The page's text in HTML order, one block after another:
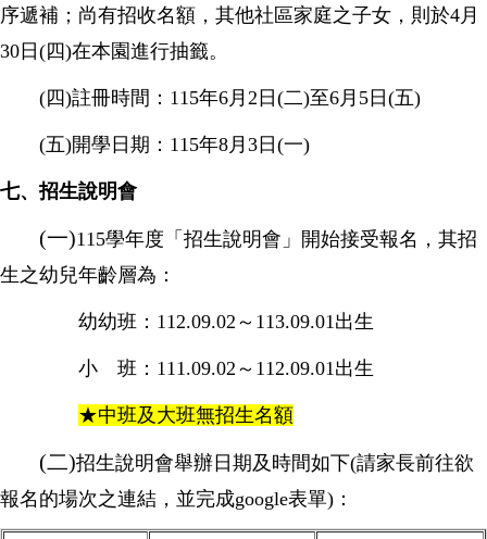
序遞補；尚有招收名額，其他社區家庭之子女，則於4月
30日(四)在本園進行抽籤。
(四)註冊時間：115年6月2日(二)至6月5日(五)
(五)開學日期：115年8月3日(一)
七、招生說明會
(一)115學年度「招生說明會」開始接受報名，其招
生之幼兒年齡層為：
幼幼班：112.09.02～113.09.01出生
小 班：111.09.02～112.09.01出生
★中班及大班無招生名額
(二)招生說明會舉辦日期及時間如下(請家長前往欲
報名的場次之連結，並完成google表單)：